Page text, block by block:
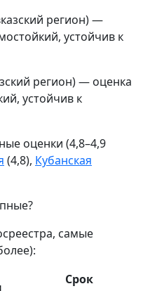
регион) —
устойчив к
регион) — оценка
устойчив к
оценки (4,8–4,9
(4,8), Кубанская
самые
Срок